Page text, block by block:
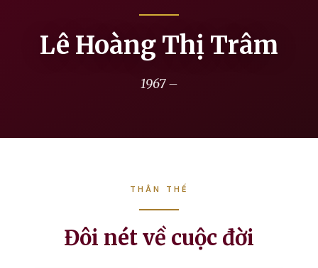
Lê Hoàng Thị Trâm
1967 –
THÂN THẾ
Đôi nét về cuộc đời